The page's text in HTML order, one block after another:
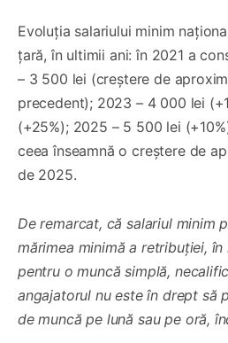
Evoluția salariului minim
țară, în ultimii ani: în 2021 a
– 3 500 lei (creștere de
precedent); 2023 – 4 000 lei
(+25%); 2025 – 5 500 lei
ceea înseamnă o creștere de
de 2025.
De remarcat, că salariul minim
mărimea minimă a retribuției,
pentru o muncă simplă,
angajatorul nu este în drept să
de muncă pe lună sau pe oră,